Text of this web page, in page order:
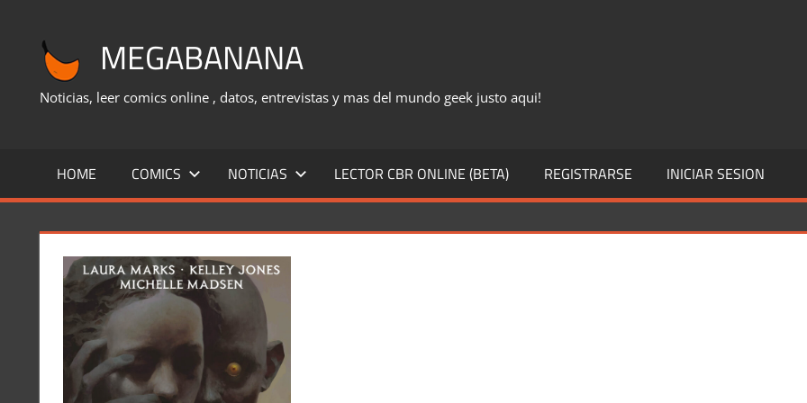
contenido
MEGABANANA
Noticias, leer comics online , datos, entrevistas y mas del mundo geek justo aqui!
HOME COMICS NOTICIAS LECTOR CBR ONLINE (BETA) REGISTRARSE INICIAR SESION